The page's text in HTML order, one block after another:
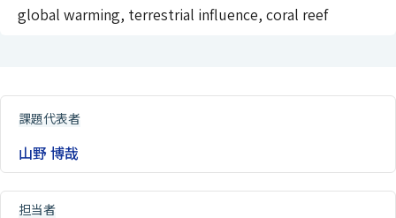
global warming, terrestrial influence, coral reef
課題代表者
山野 博哉
担当者